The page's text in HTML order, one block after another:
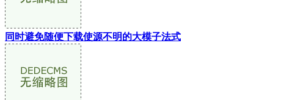
同时避免随便下载使源不明的大模子法式